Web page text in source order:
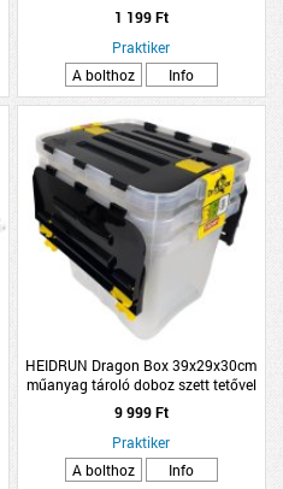
1 199 Ft
Praktiker
A bolthoz
Info
HEIDRUN Dragon Box 39x29x30cm
műanyag tároló doboz szett tetővel
3x24L
9 999 Ft
Praktiker
A bolthoz
Info